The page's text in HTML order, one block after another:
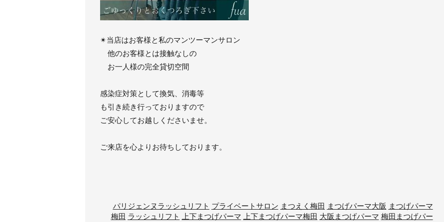
✴︎当店はお客様と私のマンツーマンサロン
他のお客様とは接触なしの
お一人様の完全貸切空間
感染症対策として換気、消毒等
も引き続き行っておりますので
ご安心してお越しくださいませ。
ご来店を心よりお待ちしております。
パリジェンヌラッシュリフト プライベートサロン まつえく梅田 まつげパーマ大阪 まつげパーマ
梅田 ラッシュリフト 上下まつげパーマ 上下まつげパーマ梅田 大阪まつげパーマ 梅田まつげパー